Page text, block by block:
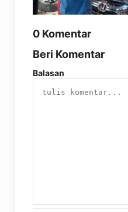
0 Komentar
Beri Komentar
Balasan